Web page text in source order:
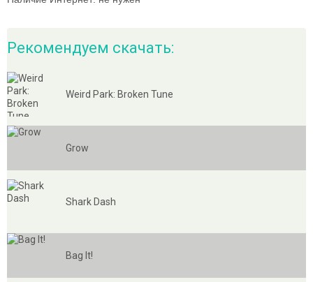
Рекомендуем скачать:
Weird Park: Broken Tune
Grow
Shark Dash
Bag It!